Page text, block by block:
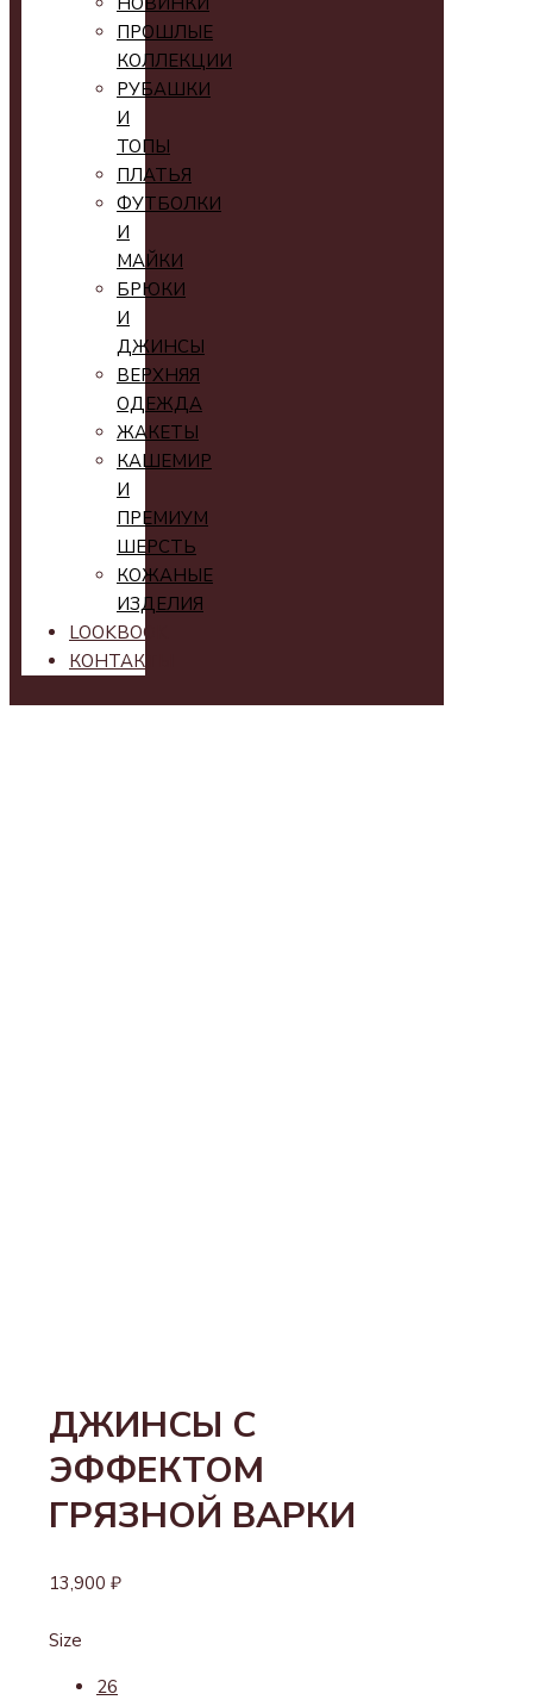
ПРОШЛЫЕ
КОЛЛЕКЦИИ
РУБАШКИ
И
ТОПЫ
ПЛАТЬЯ
ФУТБОЛКИ
И
МАЙКИ
БРЮКИ
И
ДЖИНСЫ
ВЕРХНЯЯ
ОДЕЖДА
ЖАКЕТЫ
КАШЕМИР
И
ПРЕМИУМ
ШЕРСТЬ
КОЖАНЫЕ
ИЗДЕЛИЯ
LOOKBOOK
КОНТАКТЫ
ДЖИНСЫ С
ЭФФЕКТОМ
ГРЯЗНОЙ ВАРКИ
13,900 ₽
Size
26